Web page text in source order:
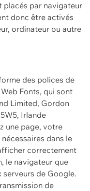
placés par navigateur
donc être activés
ordinateur ou autre
des polices de
Fonts, qui sont
Limited, Gordon
Irlande
une page, votre
dans le
correctement
le navigateur que
de Google.
de